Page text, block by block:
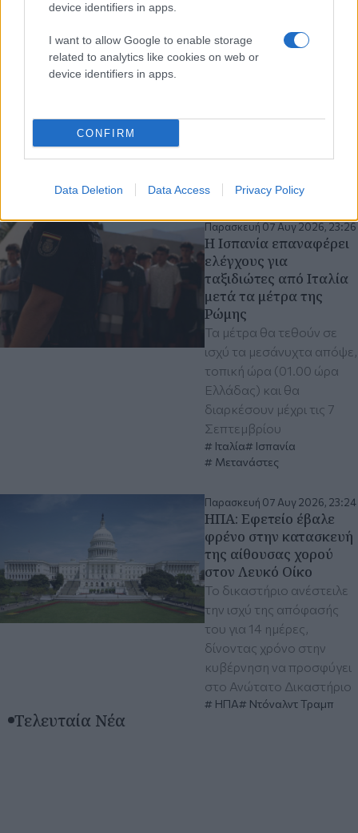
device identifiers in apps.
I want to allow Google to enable storage
related to analytics like cookies on web or
device identifiers in apps.
CONFIRM
Data Deletion Data Access Privacy Policy
Μαδρίτης για τη
Σένγκεν
Μετανάστες
Παρασκευή 07 Αυγ 2026, 23:26
Η Ισπανία επαναφέρει
ελέγχους για
ταξιδιώτες από Ιταλία
μετά τα μέτρα της
Ρώμης
Τα μέτρα θα τεθούν σε
ισχύ τα μεσάνυχτα απόψε,
τοπική ώρα (01.00 ώρα
Ελλάδας) και θα
διαρκέσουν μέχρι τις 7
Σεπτεμβρίου
Ιταλία
Ισπανία
Μετανάστες
Παρασκευή 07 Αυγ 2026, 23:24
ΗΠΑ: Εφετείο έβαλε
φρένο στην κατασκευή
της αίθουσας χορού
στον Λευκό Οίκο
Το δικαστήριο ανέστειλε
την ισχύ της απόφασής
του για 14 ημέρες,
δίνοντας χρόνο στην
κυβέρνηση να προσφύγει
στο Ανώτατο Δικαστήριο
ΗΠΑ Ντόναλντ Τραμπ
Τελευταία Νέα